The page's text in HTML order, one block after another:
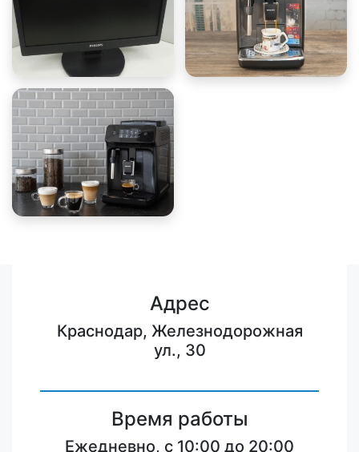
Адрес
Краснодар, Железнодорожная
ул., 30
Время работы
Ежедневно, с 10:00 до 20:00